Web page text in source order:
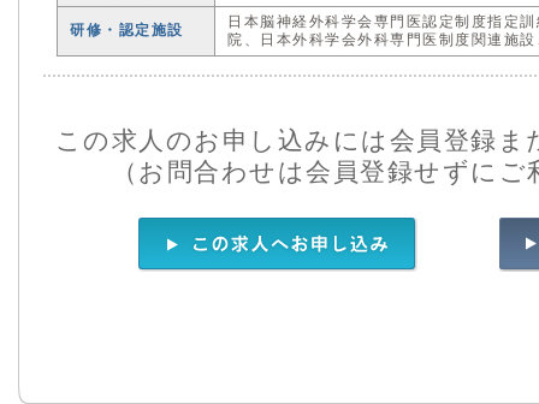
研修・認定施設
日本脳神経外科学会専門医認定制度指定
院、日本外科学会外科専門医制度関連施
この求人のお申し込みには会員登録
（お問合わせは会員登録せずに